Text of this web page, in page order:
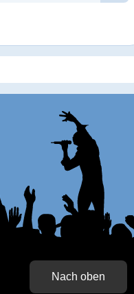
Speichern
Nach oben